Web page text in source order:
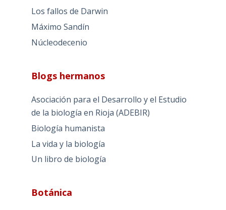
Los fallos de Darwin
Máximo Sandín
Núcleodecenio
Blogs hermanos
Asociación para el Desarrollo y el Estudio
de la biología en Rioja (ADEBIR)
Biología humanista
La vida y la biología
Un libro de biología
Botánica